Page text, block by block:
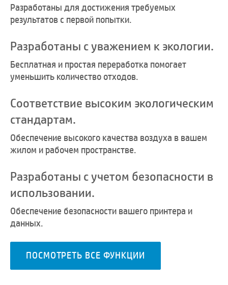
Разработаны для достижения требуемых
результатов с первой попытки.
Разработаны с уважением к экологии.
Бесплатная и простая переработка помогает
уменьшить количество отходов.
Соответствие высоким экологическим
стандартам.
Обеспечение высокого качества воздуха в вашем
жилом и рабочем пространстве.
Разработаны с учетом безопасности в
использовании.
Обеспечение безопасности вашего принтера и
данных.
ПОСМОТРЕТЬ ВСЕ ФУНКЦИИ